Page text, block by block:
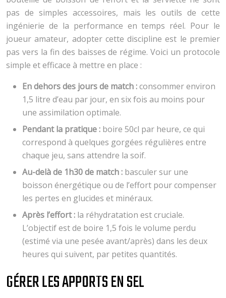
pas de simples accessoires, mais les outils de cette
ingénierie de la performance en temps réel. Pour le
joueur amateur, adopter cette discipline est le premier
pas vers la fin des baisses de régime. Voici un protocole
simple et efficace à mettre en place :
En dehors des jours de match :consommer environ
1,5 litre d’eau par jour, en six fois au moins pour
une assimilation optimale.
Pendant la pratique : boire 50cl par heure, ce qui
correspond à quelques gorgées régulières entre
chaque jeu, sans attendre la soif.
Au-delà de 1h30 de match : basculer sur une
boisson énergétique ou de l’effort pour compenser
les pertes en glucides et minéraux.
Après l’effort : la réhydratation est cruciale.
L’objectif est de boire 1,5 fois le volume perdu
(estimé via une pesée avant/après) dans les deux
heures qui suivent, par petites quantités.
GÉRER LES APPORTS EN SEL